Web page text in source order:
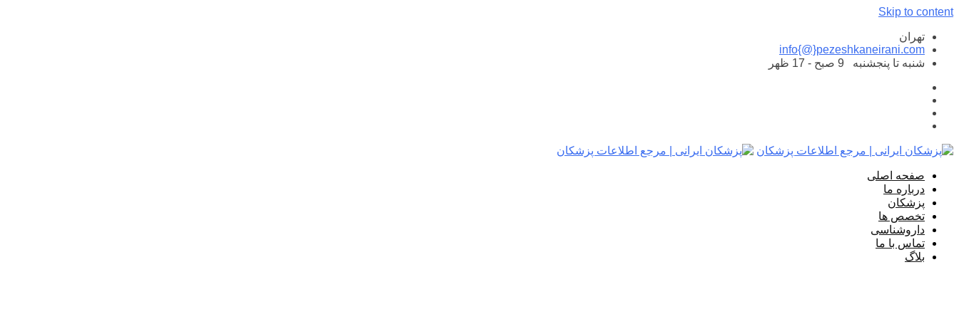
Skip to content
تهران
info{@}pezeshkaneirani.com
شنبه تا پنجشنبه
صفحه اصلی
درباره ما
پزشکان
تخصص ها
داروشناسی
تماس با ما
بلاگ